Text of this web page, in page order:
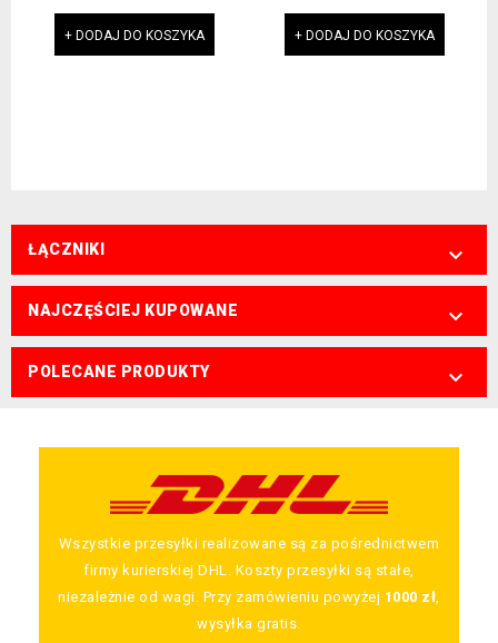
+ DODAJ DO KOSZYKA + DODAJ DO KOSZYKA
ŁĄCZNIKI 
NAJCZĘŚCIEJ KUPOWANE 
POLECANE PRODUKTY 
Wszystkie przesyłki realizowane są za pośrednictwem
firmy kurierskiej DHL. Koszty przesyłki są stałe,
niezależnie od wagi. Przy zamówieniu powyżej 1000 zł,
wysyłka gratis.